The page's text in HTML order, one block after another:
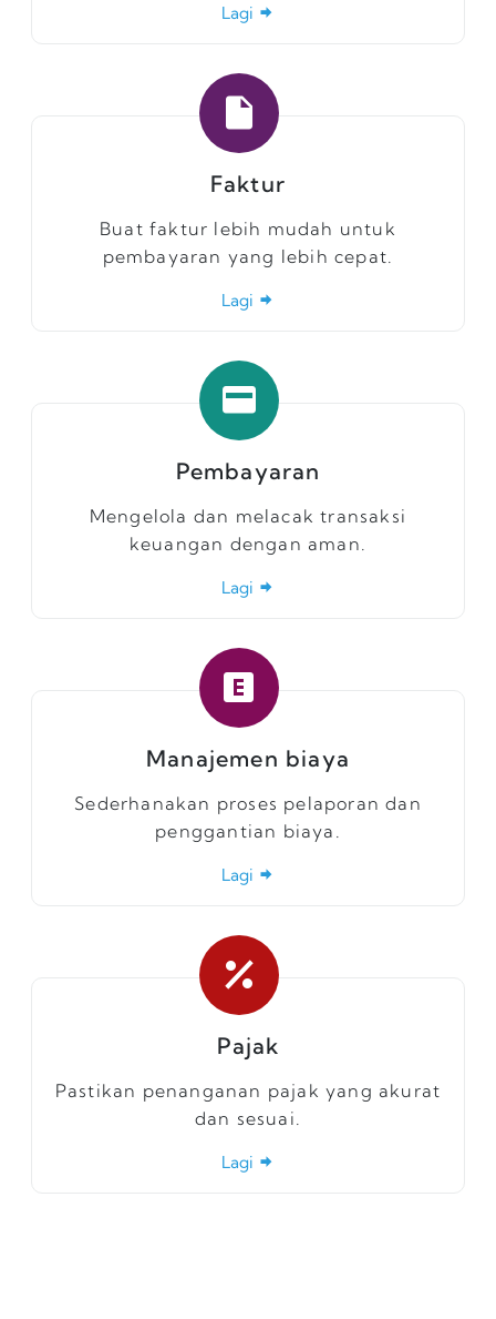
Lagi
Faktur
Buat faktur lebih mudah untuk
pembayaran yang lebih cepat.
Lagi
Pembayaran
Mengelola dan melacak transaksi
keuangan dengan aman.
Lagi
Manajemen biaya
Sederhanakan proses pelaporan dan
penggantian biaya.
Lagi
Pajak
Pastikan penanganan pajak yang akurat
dan sesuai.
Lagi